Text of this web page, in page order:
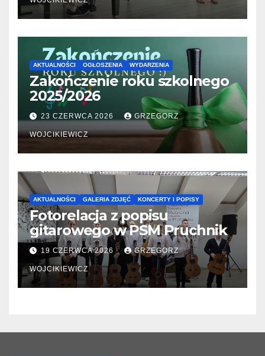
AKTUALNOŚCI OGŁOSZENIA WYDARZENIA
Zakończenie roku szkolnego
2025/2026
23 CZERWCA 2026 GRZEGORZ
WOJCIKIEWICZ
AKTUALNOŚCI GALERIA ZDJĘĆ KONCERTY I POPISY
Fotorelacja z popisu
gitarowego w PSM Pruchnik
19 CZERWCA 2026 GRZEGORZ
WOJCIKIEWICZ